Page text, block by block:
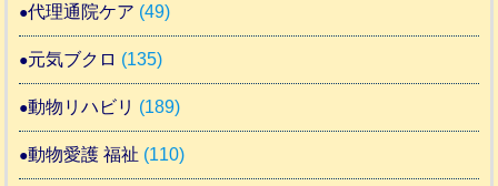
代理通院ケア (49)
元気ブクロ (135)
動物リハビリ (189)
動物愛護 福祉 (110)